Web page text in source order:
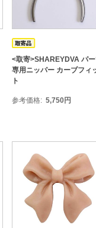
<取寄>SHAREYDVA パ
専用ニッパー カーブフィ
ト
参考価格 5,750円